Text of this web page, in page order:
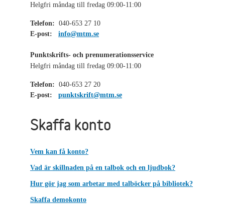
Helgfri måndag till fredag 09:00-11:00
Telefon: 040-653 27 10
E-post:
info@mtm.se
Punktskrifts- och prenumerationsservice
Helgfri måndag till fredag 09:00-11:00
Telefon: 040-653 27 20
E-post:
punktskrift@mtm.se
Skaffa konto
Vem kan få konto?
Vad är skillnaden på en talbok och en ljudbok?
Hur gör jag som arbetar med talböcker på bibliotek?
Skaffa demokonto